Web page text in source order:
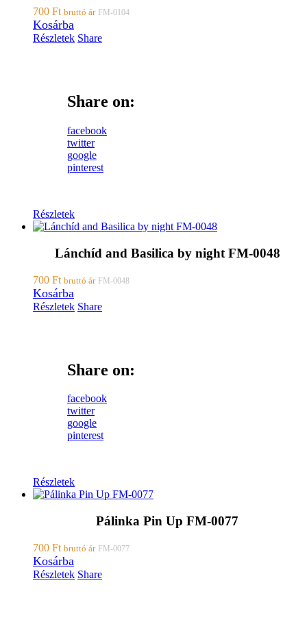
700 Ft bruttó ár FM-0104
Kosárba
Részletek Share
Share on:
facebook
twitter
google
pinterest
Részletek
Lánchíd and Basilica by night FM-0048
700 Ft bruttó ár FM-0048
Kosárba
Részletek Share
Share on:
facebook
twitter
google
pinterest
Részletek
Pálinka Pin Up FM-0077
700 Ft bruttó ár FM-0077
Kosárba
Részletek Share